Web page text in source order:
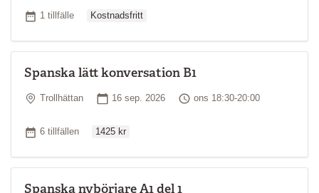
Antal tillfällen
1 tillfälle Kostnadsfritt
Spanska lätt konversation B1
Plats
Trollhättan Startdatum
16 sep. 2026 Tid
ons 18:30-20:00
Antal tillfällen
6 tillfällen 1425 kr
Spanska nybörjare A1 del 1